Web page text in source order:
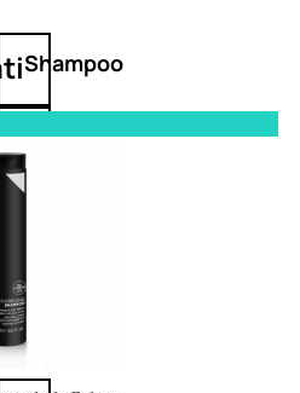
Shampoo
Balsamo
Olii
capelli